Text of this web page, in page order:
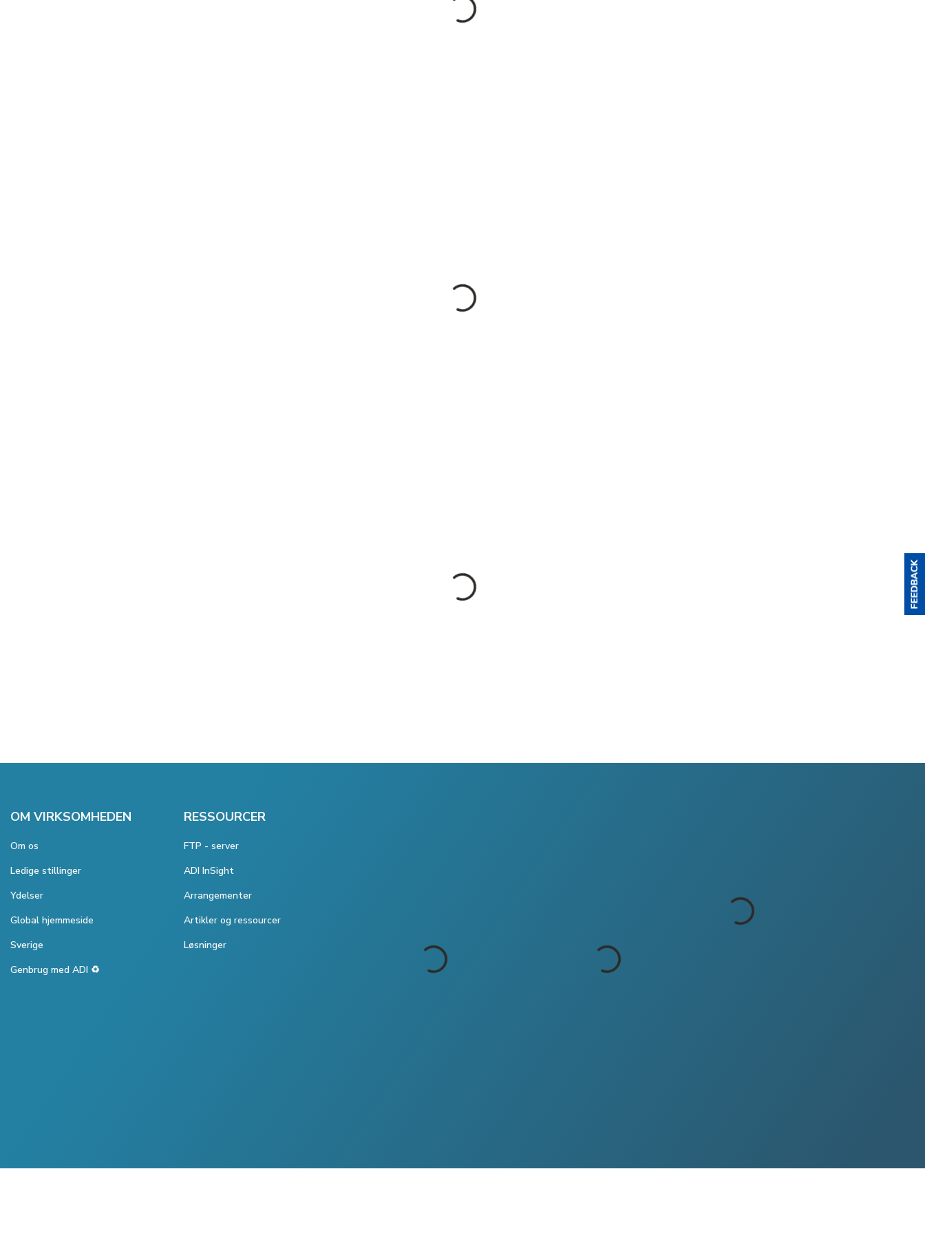
OM VIRKSOMHEDEN
Om os
Ledige stillinger
Ydelser
Global hjemmeside
Sverige
Genbrug med ADI ♻️
RESSOURCER
FTP - server
ADI InSight
Arrangementer
Artikler og ressourcer
Løsninger